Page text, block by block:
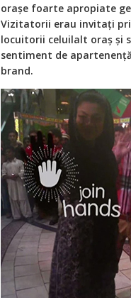
orașe foarte apropiate
Vizitatorii erau invitați
locuitorii celuilalt oraș și
sentiment de
brand.